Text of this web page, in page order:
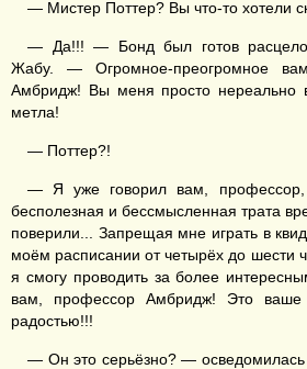
— Мистер Поттер? Вы что-то хотели
— Да!!! — Бонд был готов
Жабу. — Огромное-преогромное
Амбридж! Вы меня просто нереально
метла!
— Поттер?!
— Я уже говорил вам,
бесполезная и бессмысленная трата
поверили... Запрещая мне играть в
моём расписании от четырёх до шести
я смогу проводить за более
вам, профессор Амбридж! Это
радостью!!!
— Он это серьёзно? —